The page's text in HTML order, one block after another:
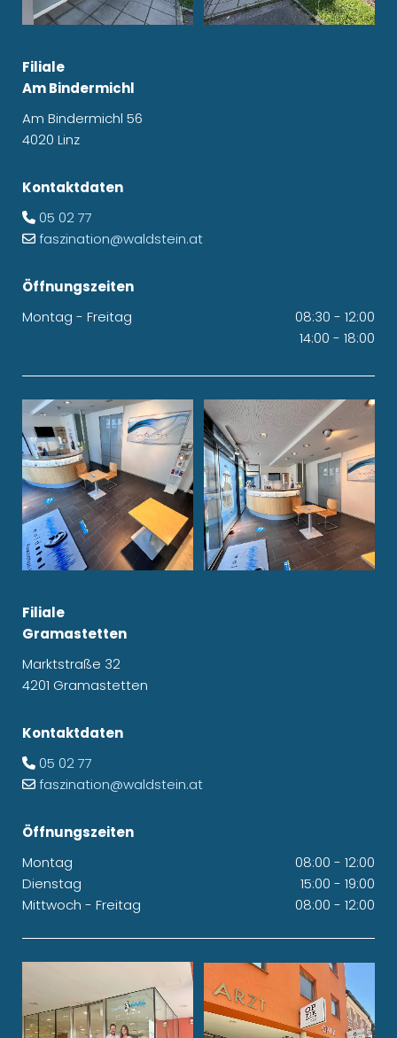
Filiale
Am Bindermichl
Am Bindermichl 56
4020 Linz
Kontaktdaten
 05 02 77
 faszination@waldstein.at
Öffnungszeiten
Montag - Freitag
08:30 - 12:00
14:00 - 18:00
Filiale
Gramastetten
Marktstraße 32
4201 Gramastetten
Kontaktdaten
 05 02 77
 faszination@waldstein.at
Öffnungszeiten
Montag
08:00 - 12:00
Dienstag
15:00 - 19:00
Mittwoch - Freitag
08:00 - 12:00